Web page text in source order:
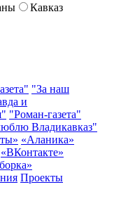
Кавказ
"За наш
и
"Роман-газета"
Владикавказ"
«Аланика»
«ВКонтакте»
Проекты